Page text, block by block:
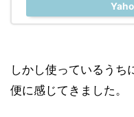
しかし使っているうち
便に感じてきました。